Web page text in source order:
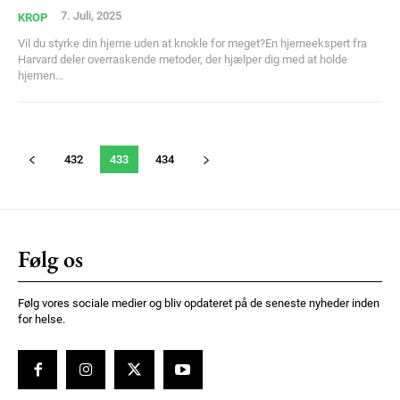
KROP 7. Juli, 2025
Vil du styrke din hjerne uden at knokle for meget?En hjerneekspert fra
Harvard deler overraskende metoder, der hjælper dig med at holde
hjernen...
432 433 434
Følg os
Følg vores sociale medier og bliv opdateret på de seneste nyheder inden
for helse.